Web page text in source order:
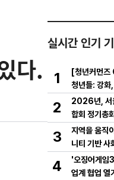
다.
실시간 인기
1
[청년커먼
청년들: 강화
실험
2
2026년, 서
합회 정기총
3
지역을 움직
니티 기반 사
4
'오징어게임
업계 협업 열